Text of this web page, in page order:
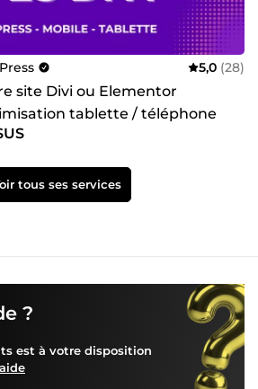
5,0 (28)
site Divi ou Elementor
tablette / téléphone
tous ses services
?
est à votre disposition